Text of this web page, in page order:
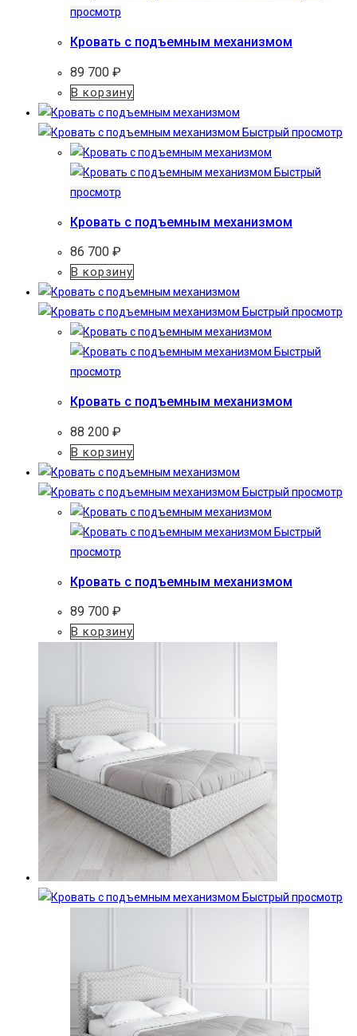
просмотр
Кровать с подъемным механизмом
89 700 ₽
В корзину
Быстрый просмотр
Быстрый
просмотр
Кровать с подъемным механизмом
86 700 ₽
В корзину
Быстрый просмотр
Быстрый
просмотр
Кровать с подъемным механизмом
88 200 ₽
В корзину
Быстрый просмотр
Быстрый
просмотр
Кровать с подъемным механизмом
89 700 ₽
В корзину
Быстрый просмотр